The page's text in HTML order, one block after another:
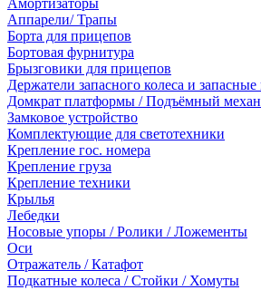
Амортизаторы
Аппарели/ Трапы
Борта для прицепов
Бортовая фурнитура
Брызговики для прицепов
Держатели запасного колеса и запасные
Домкрат платформы / Подъёмный
Замковое устройство
Комплектующие для светотехники
Крепление гос. номера
Крепление груза
Крепление техники
Крылья
Лебедки
Носовые упоры / Ролики / Ложементы
Оси
Отражатель / Катафот
Подкатные колеса / Стойки / Хомуты